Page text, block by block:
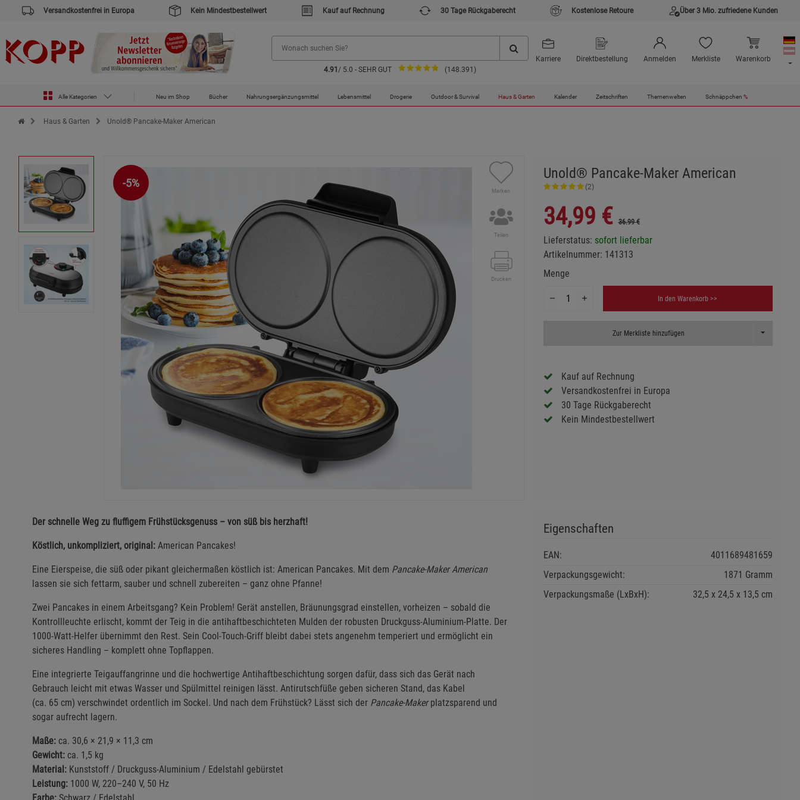
Versandkostenfrei in Europa Kein Mindestbestellwert Kauf auf Rechnung 30 Tage Rückgaberecht Kostenlose Retoure Über 3 Mio. zufriedene Kunden
4.91 / 5.0 - SEHR GUT (148.391)
Karriere Direktbestellung Anmelden Merkliste Warenkorb
Alle Kategorien Neu im Shop Bücher Nahrungsergänzungsmittel Lebensmittel Drogerie Outdoor & Survival Haus & Garten Kalender Zeitschriften Themenwelten Schnäppchen %
Zur Startseite des Kopp Verlag Online-Shop
Haus & Garten Unold® Pancake-Maker American
-5%
Merken
Teilen
Drucken
Unold® Pancake-Maker American
(2)
34,99 € 36.99 €
Lieferstatus: sofort lieferbar
Artikelnummer: 141313
Menge
In den Warenkorb >>
Zur Merkliste hinzufügen Toggle
Kauf auf Rechnung
Versandkostenfrei in Europa
30 Tage Rückgaberecht
Kein Mindestbestellwert
Der schnelle Weg zu fluffigem Frühstücksgenuss – von süß bis herzhaft!
Köstlich, unkompliziert, original: American Pancakes!
Eine Eierspeise, die süß oder pikant gleichermaßen köstlich ist: American Pancakes. Mit dem Pancake-Maker American
lassen sie sich fettarm, sauber und schnell zubereiten – ganz ohne Pfanne!
Zwei Pancakes in einem Arbeitsgang? Kein Problem! Gerät anstellen, Bräunungsgrad einstellen, vorheizen – sobald die
Kontrollleuchte erlischt, kommt der Teig in die antihaftbeschichteten Mulden der robusten Druckguss-Aluminium-Platte. Der
1000-Watt-Helfer übernimmt den Rest. Sein Cool-Touch-Griff bleibt dabei stets angenehm temperiert und ermöglicht ein
sicheres Handling – komplett ohne Topflappen.
Eine integrierte Teigauffangrinne und die hochwertige Antihaftbeschichtung sorgen dafür, dass sich das Gerät nach
Gebrauch leicht mit etwas Wasser und Spülmittel reinigen lässt. Antirutschfüße geben sicheren Stand, das Kabel
(ca. 65 cm) verschwindet ordentlich im Sockel. Und nach dem Frühstück? Lässt sich der Pancake-Makerplatzsparend und
sogar aufrecht lagern.
Maße: ca. 30,6 × 21,9 × 11,3 cm
Gewicht: ca. 1,5 kg
Material: Kunststoff / Druckguss-Aluminium / Edelstahl gebürstet
Leistung: 1000 W, 220–240 V, 50 Hz
Eigenschaften
EAN:
4011689481659
Verpackungsgewicht:
1871 Gramm
Verpackungsmaße (LxBxH):
32,5 24,5 13,5 cm